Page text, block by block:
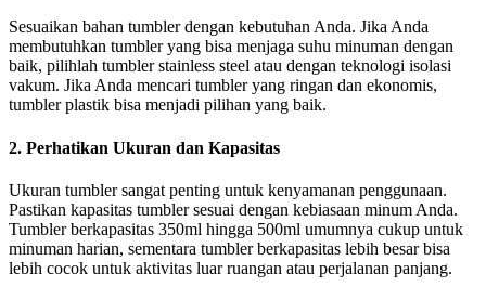
Sesuaikan bahan tumbler dengan kebutuhan Anda. Jika Anda
membutuhkan tumbler yang bisa menjaga suhu minuman dengan
baik, pilihlah tumbler stainless steel atau dengan teknologi isolasi
vakum. Jika Anda mencari tumbler yang ringan dan ekonomis,
tumbler plastik bisa menjadi pilihan yang baik.
2. Perhatikan Ukuran dan Kapasitas
Ukuran tumbler sangat penting untuk kenyamanan penggunaan.
Pastikan kapasitas tumbler sesuai dengan kebiasaan minum Anda.
Tumbler berkapasitas 350ml hingga 500ml umumnya cukup untuk
minuman harian, sementara tumbler berkapasitas lebih besar bisa
lebih cocok untuk aktivitas luar ruangan atau perjalanan panjang.